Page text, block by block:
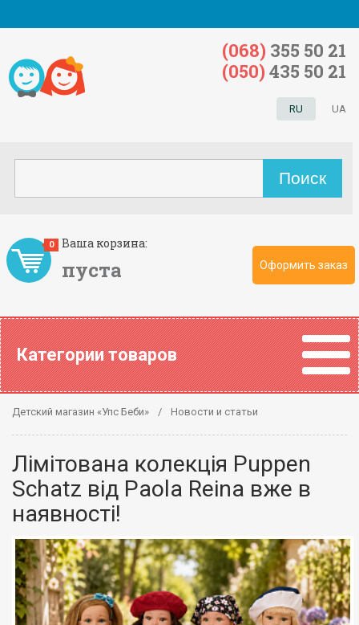
Ваша корзина:
пуста
0
Оформить заказ
RU UA
(068) 355 50 21
(050) 435 50 21
Категории товаров
Детский магазин «Упс Беби» Новости и статьи
Лімітована колекція Puppen
Schatz від Paola Reina вже в
наявності!